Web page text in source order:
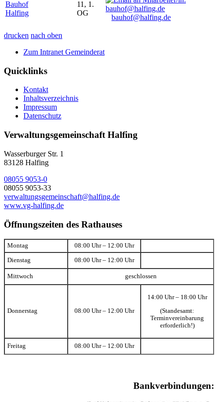
Bauhof
Halfing
11, 1.
OG
bauhof@halfing.de
drucken nach oben
Zum Intranet Gemeinderat
Quicklinks
Kontakt
Inhaltsverzeichnis
Impressum
Datenschutz
Verwaltungsgemeinschaft Halfing
Wasserburger Str. 1
83128 Halfing
08055 9053-0
08055 9053-33
verwaltungsgemeinschaft@halfing.de
www.vg-halfing.de
Öffnungszeiten des Rathauses
Montag 08:00 Uhr – 12:00 Uhr
Dienstag 08:00 Uhr – 12:00 Uhr
Mittwoch geschlossen
Donnerstag 08:00 Uhr – 12:00 Uhr
14:00 Uhr – 18:00 Uhr
(Standesamt:
Terminvereinbarung
erforderlich!)
Freitag 08:00 Uhr – 12:00 Uhr
Bankverbindungen: